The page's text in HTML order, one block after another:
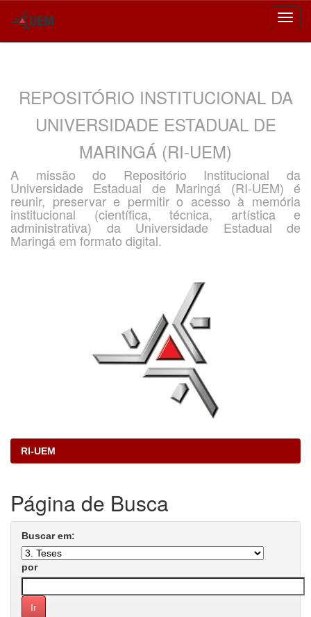
REPOSITÓRIO INSTITUCIONAL DA
UNIVERSIDADE ESTADUAL DE
MARINGÁ (RI-UEM)
A missão do Repositório Institucional da
Universidade Estadual de Maringá (RI-UEM) é
reunir, preservar e permitir o acesso à memória
institucional (científica, técnica, artística e
administrativa) da Universidade Estadual de
Maringá em formato digital.
RI-UEM
Página de Busca
Buscar em:
por